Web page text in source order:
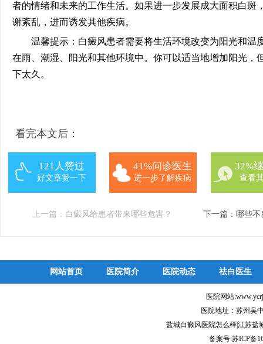
者的情绪和未来的工作生活。如果进一步发展成大面积白斑
谢紊乱，进而诱发其他疾病。
温馨提示：白癜风患者需要将生活环境改变为阳光和温
在雨、潮湿、阳光和其他环境中。你可以适当地增加阳光，
下太久。
看完本文后：
121人赞过
好文章赞一下
41%问诊医生
进一步了解疾病
32%
查看
上一篇： 白癜风给患者带来哪些危害？ 下一篇： 哪些不
网站首页 医院简介 医院动态 祛白医生
医院网站
医院地址：苏州吴
盐城白癜风医院怎么样|江苏盐
备案号:苏ICP备